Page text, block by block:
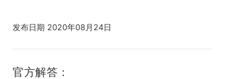
发布日期 2020年08月24日
官方解答：